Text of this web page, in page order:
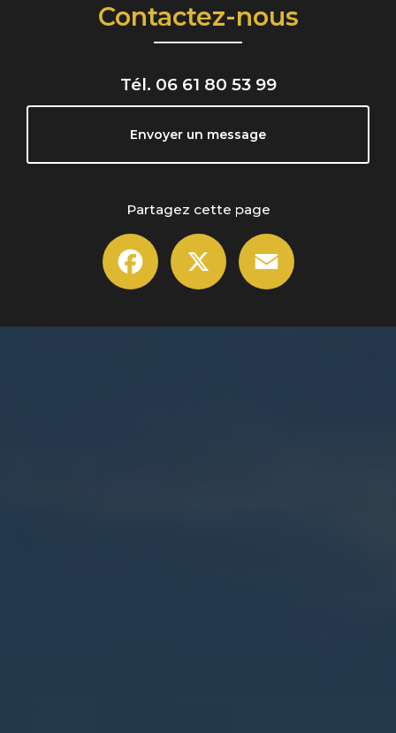
Contactez-nous
Tél. 06 61 80 53 99
Envoyer un message
Partagez cette page
Facebook